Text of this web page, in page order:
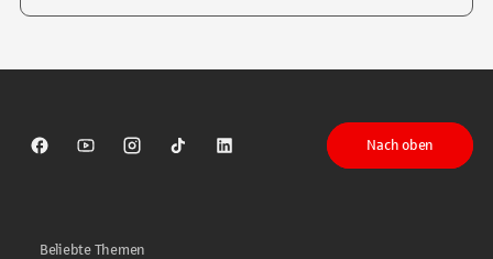
Sparkasse auf Facebook
Sparkasse auf Youtube
Sparkasse auf Instagram
Sparkasse auf TikTok
Sparkasse auf LinkedIn
Nach oben
Beliebte Themen